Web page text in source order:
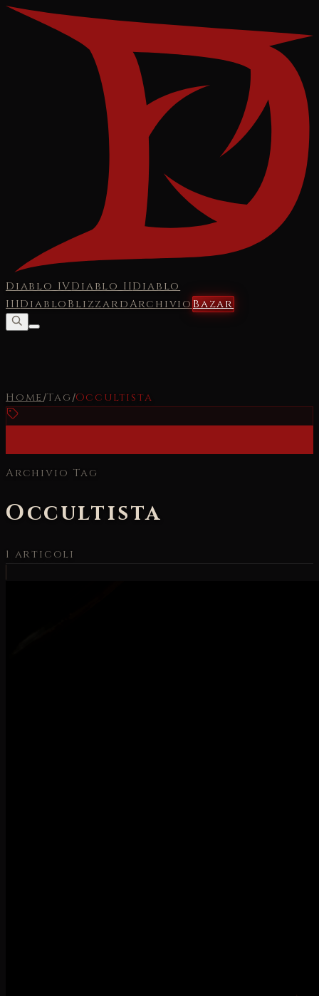
Diablo IVDiablo IIDiablo
IIIDiabloBlizzardArchivioBazar
Home/Tag /Occultista
Archivio Tag
Occultista
1 articoli